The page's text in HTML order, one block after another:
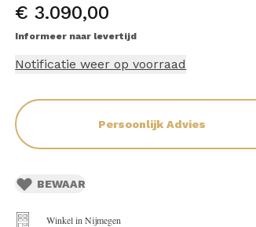
€ 3.090,00
Informeer naar levertijd
Notificatie weer op voorraad
Persoonlijk Advies
BEWAAR
Winkel in Nijmegen